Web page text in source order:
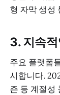
형 자막 생성
3. 지속
주요 플랫폼
시합니다.
즌 등 계절성